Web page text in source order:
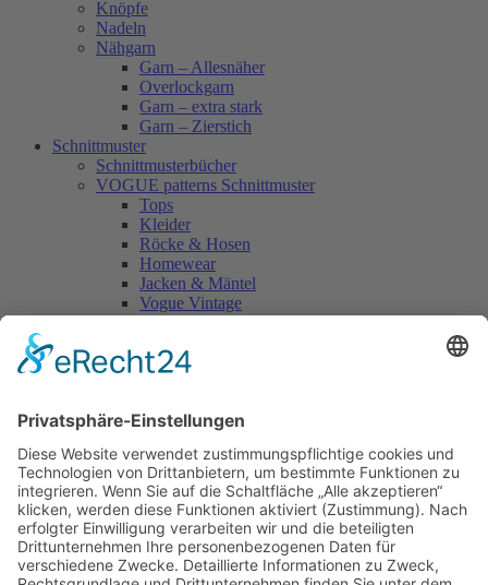
Knöpfe
Nadeln
Nähgarn
Garn – Allesnäher
Overlockgarn
Garn – extra stark
Garn – Zierstich
Schnittmuster
Schnittmusterbücher
VOGUE patterns Schnittmuster
Tops
Kleider
Röcke & Hosen
Homewear
Jacken & Mäntel
Vogue Vintage
Accessoires
Kleider
Homewear
Jacken & Mäntel
Curvy
Herren
Kids
Burda Fantasy
Accessoires & Deko